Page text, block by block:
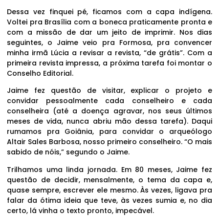
Dessa vez finquei pé, ficamos com a capa indígena.
Voltei pra Brasília com a boneca praticamente pronta e
com a missão de dar um jeito de imprimir. Nos dias
seguintes, o Jaime veio pra Formosa, pra convencer
minha irmã Lúcia a revisar a revista, “de grátis”. Com a
primeira revista impressa, a próxima tarefa foi montar o
Conselho Editorial.
Jaime fez questão de visitar, explicar o projeto e
convidar pessoalmente cada conselheiro e cada
conselheira (até a doença agravar, nos seus últimos
meses de vida, nunca abriu mão dessa tarefa). Daqui
rumamos pra Goiânia, para convidar o arqueólogo
Altair Sales Barbosa, nosso primeiro conselheiro. “O mais
sabido de nóis,” segundo o Jaime.
Trilhamos uma linda jornada. Em 80 meses, Jaime fez
questão de decidir, mensalmente, o tema da capa e,
quase sempre, escrever ele mesmo. Às vezes, ligava pra
falar da ótima ideia que teve, às vezes sumia e, no dia
certo, lá vinha o texto pronto, impecável.